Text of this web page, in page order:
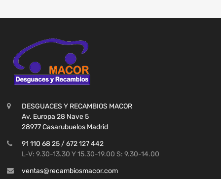
DESGUACES Y RECAMBIOS MACOR
Av. Europa 28 Nave 5
28977 Casarubuelos Madrid
91 110 68 25 / 672 127 442
L-V: 9.30-13.30 Y 15.30-19.00 S: 9.30-14.00
ventas@recambiosmacor.com